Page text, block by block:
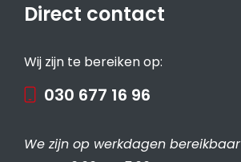
Direct contact
Wij zijn te bereiken op:
030 677 16 96
We zijn op werkdagen bereikbaar